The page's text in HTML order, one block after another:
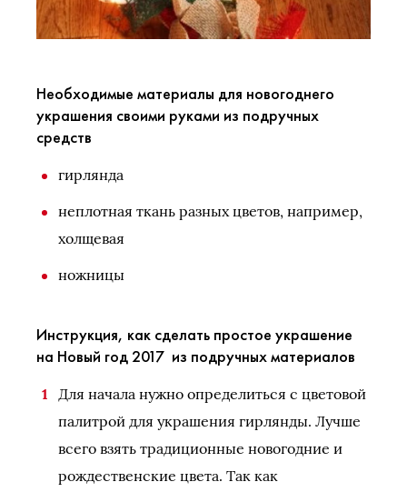
Необходимые материалы для новогоднего
украшения своими руками из подручных
средств
гирлянда
неплотная ткань разных цветов, например,
холщевая
ножницы
Инструкция, как сделать простое украшение
на Новый год 2017 из подручных материалов
Для начала нужно определиться с цветовой
палитрой для украшения гирлянды. Лучше
всего взять традиционные новогодние и
рождественские цвета. Так как